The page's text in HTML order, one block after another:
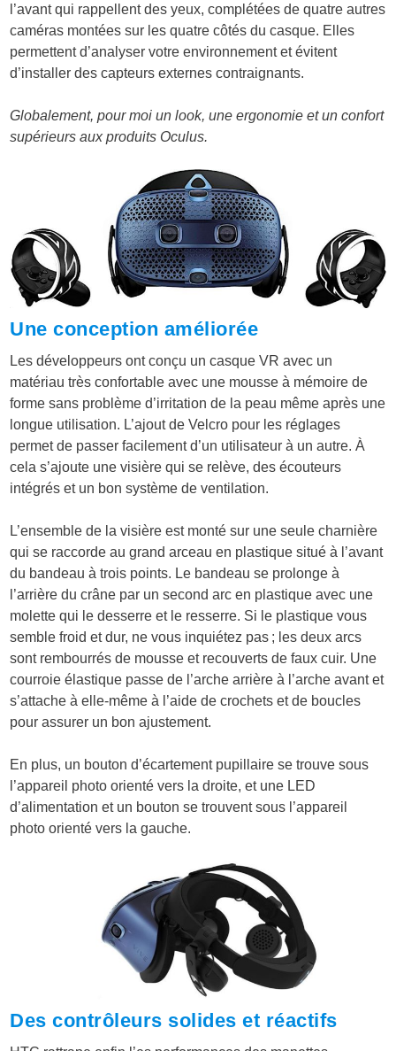
l’avant qui rappellent des yeux, complétées de quatre autres
caméras montées sur les quatre côtés du casque. Elles
permettent d’analyser votre environnement et évitent
d’installer des capteurs externes contraignants.
Globalement, pour moi un look, une ergonomie et un confort
supérieurs aux produits Oculus.
Une conception améliorée
Les développeurs ont conçu un casque VR avec un
matériau très confortable avec une mousse à mémoire de
forme sans problème d’irritation de la peau même après une
longue utilisation. L’ajout de Velcro pour les réglages
permet de passer facilement d’un utilisateur à un autre. À
cela s’ajoute une visière qui se relève, des écouteurs
intégrés et un bon système de ventilation.
L’ensemble de la visière est monté sur une seule charnière
qui se raccorde au grand arceau en plastique situé à l’avant
du bandeau à trois points. Le bandeau se prolonge à
l’arrière du crâne par un second arc en plastique avec une
molette qui le desserre et le resserre. Si le plastique vous
semble froid et dur, ne vous inquiétez pas ; les deux arcs
sont rembourrés de mousse et recouverts de faux cuir. Une
courroie élastique passe de l’arche arrière à l’arche avant et
s’attache à elle-même à l’aide de crochets et de boucles
pour assurer un bon ajustement.
En plus, un bouton d’écartement pupillaire se trouve sous
l’appareil photo orienté vers la droite, et une LED
d’alimentation et un bouton se trouvent sous l’appareil
photo orienté vers la gauche.
Des contrôleurs solides et réactifs